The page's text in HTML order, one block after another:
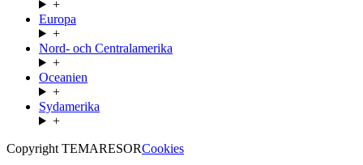
+
Europa
+
Nord- och Centralamerika
+
Oceanien
+
Sydamerika
+
Copyright TEMARESORCookies